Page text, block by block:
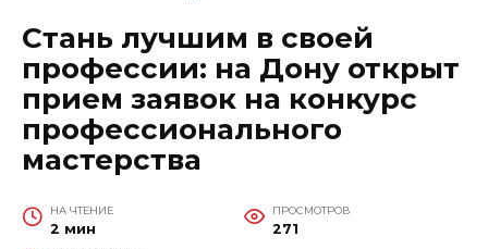
Стань лучшим в своей
профессии: на Дону открыт
прием заявок на конкурс
профессионального
мастерства
НА ЧТЕНИЕ
2 мин
ПРОСМОТРОВ
271